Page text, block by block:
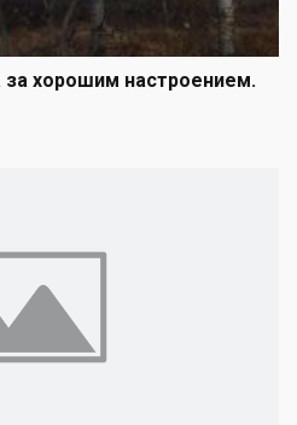
за хорошим настроением.